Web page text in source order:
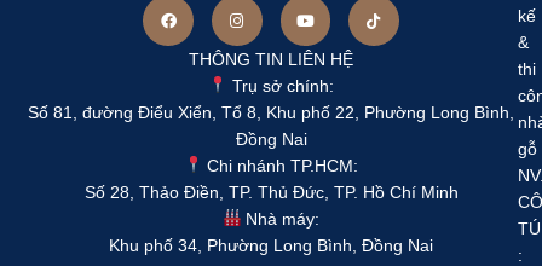
THÔNG TIN LIÊN HỆ
Trụ sở chính:
Số 81, đường Điểu Xiển, Tổ 8, Khu phố 22, Phường Long Bình,
Đồng Nai
Chi nhánh TP.HCM:
Số 28, Thảo Điền, TP. Thủ Đức, TP. Hồ Chí Minh
Nhà máy:
Khu phố 34, Phường Long Bình, Đồng Nai
kế
&
thi
gỗ
TÚ
: